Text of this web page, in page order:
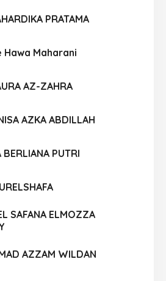
PRATAMA
Hawa Maharani
AZ-ZAHRA
AZKA ABDILLAH
BERLIANA PUTRI
SAFANA ELMOZZA
AZZAM WILDAN